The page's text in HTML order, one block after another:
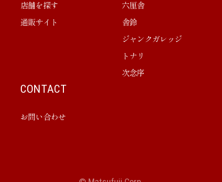
店舗を探す
通販サイト
六厘舎
舎鈴
ジャンクガレッジ
トナリ
次念序
CONTACT
お問い合わせ